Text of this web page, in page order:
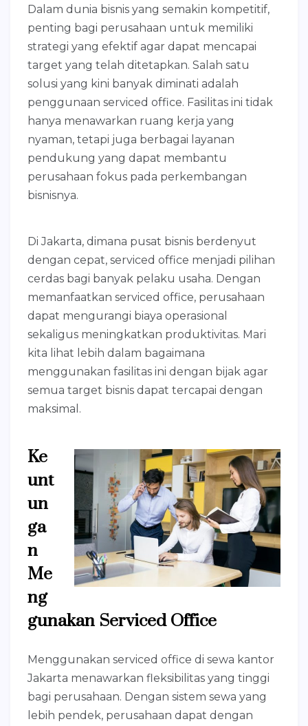
Dalam dunia bisnis yang semakin kompetitif,
penting bagi perusahaan untuk memiliki
strategi yang efektif agar dapat mencapai
target yang telah ditetapkan. Salah satu
solusi yang kini banyak diminati adalah
penggunaan serviced office. Fasilitas ini tidak
hanya menawarkan ruang kerja yang
nyaman, tetapi juga berbagai layanan
pendukung yang dapat membantu
perusahaan fokus pada perkembangan
bisnisnya.
Di Jakarta, dimana pusat bisnis berdenyut
dengan cepat, serviced office menjadi pilihan
cerdas bagi banyak pelaku usaha. Dengan
memanfaatkan serviced office, perusahaan
dapat mengurangi biaya operasional
sekaligus meningkatkan produktivitas. Mari
kita lihat lebih dalam bagaimana
menggunakan fasilitas ini dengan bijak agar
semua target bisnis dapat tercapai dengan
maksimal.
Ke
unt
un
ga
n
Me
ng
gunakan Serviced Office
Menggunakan serviced office di sewa kantor
Jakarta menawarkan fleksibilitas yang tinggi
bagi perusahaan. Dengan sistem sewa yang
lebih pendek, perusahaan dapat dengan